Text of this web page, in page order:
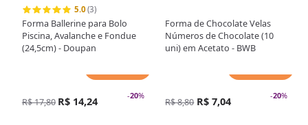
5.0(3)
Forma Ballerine para Bolo
Piscina, Avalanche e Fondue
(24,5cm) - Doupan
Forma de Chocolate Velas
Números de Chocolate (10
uni) em Acetato - BWB
-20%
R$ 17,80 R$ 14,24 -20%
R$ 8,80 R$ 7,04